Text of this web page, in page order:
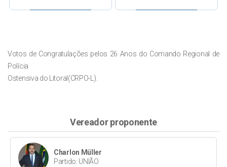
Votos de Congratulações pelos 26 Anos do Comando Regional de
Polícia
Ostensiva do Litoral(CRPO-L).
Vereador proponente
Charlon Müller
Partido: UNIÃO